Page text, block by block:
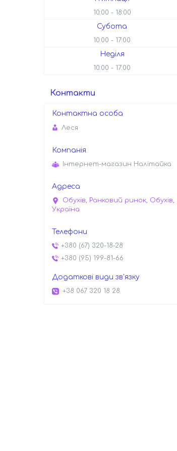
10:00 18:00
Субота
10:00 17:00
Неділя
10:00 17:00
Контакти
Леся
Інтернет-магазин Налітайка
Обухів, Ранковий ринок, Обухів,
Україна
+380 (67) 320-18-28
+380 (95) 199-81-66
+38 067 320 18 28